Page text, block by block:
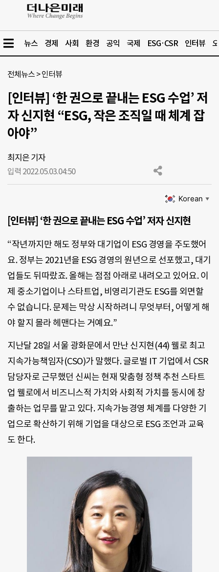
뉴스 경제 사회 환경 공익 국제 ESG·CSR 인터뷰
전체뉴스 >인터뷰
[인터뷰] ‘한 권으로 끝내는 ESG 수업’ 저
자 신지현 “ESG, 작은 조직일 때 체계 잡
아야”
최지은 기자
입력 2022.05.03.04:50
Korean ▼
[인터뷰] ‘한 권으로 끝내는 ESG 수업’ 저자 신지현
“작년까지만 해도 정부와 대기업이 ESG 경영을 주도했어
요. 정부는 2021년을 ESG 경영의 원년으로 선포했고, 대기
업들도 뒤따랐죠. 올해는 점점 아래로 내려오고 있어요. 이
제 중소기업이나 스타트업, 비영리기관도 ESG를 외면할
수 없습니다. 문제는 막상 시작하려니 무엇부터, 어떻게 해
야 할지 몰라 헤맨다는 거예요.”
지난달 28일 서울 광화문에서 만난 신지현(44) 웰로 최고
지속가능책임자(CSO)가 말했다. 글로벌 IT 기업에서 CSR
담당자로 근무했던 신씨는 현재 맞춤형 정책 추천 스타트
업 웰로에서 비즈니스적 가치와 사회적 가치를 동시에 창
출하는 업무를 맡고 있다. 지속가능경영 체계를 다양한 기
업으로 확산하기 위해 기업을 대상으로 ESG 조언과 교육
도 한다.